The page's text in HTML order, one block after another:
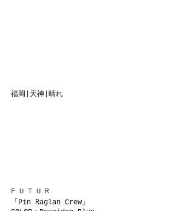
福岡|天神|晴れ
F U T U R
「Pin Raglan Crew」